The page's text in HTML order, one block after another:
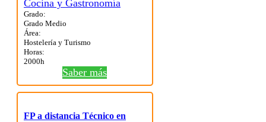
Grado:
Grado Medio
Área:
Hostelería y Turismo
Horas:
2000h
Saber más
FP a distancia Técnico en